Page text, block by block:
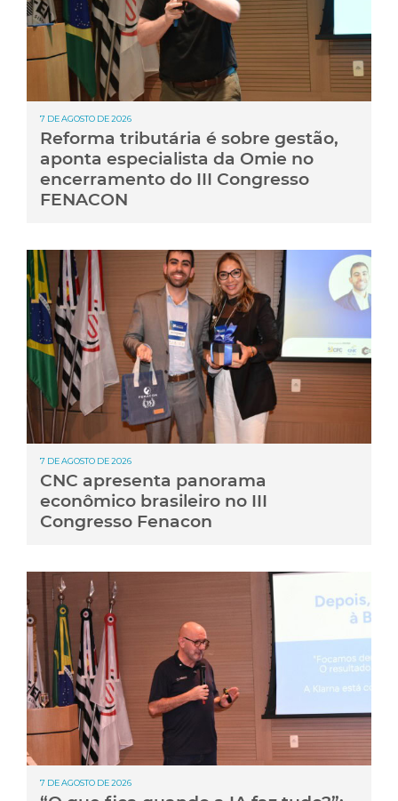
7 DE AGOSTO DE 2026
Reforma tributária é sobre gestão,
aponta especialista da Omie no
encerramento do III Congresso
FENACON
7 DE AGOSTO DE 2026
CNC apresenta panorama
econômico brasileiro no III
Congresso Fenacon
7 DE AGOSTO DE 2026